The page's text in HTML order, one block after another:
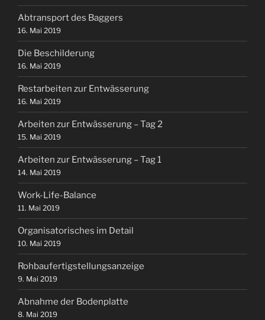
Abtransport des Baggers
16. Mai 2019
Die Beschilderung
16. Mai 2019
Restarbeiten zur Entwässerung
16. Mai 2019
Arbeiten zur Entwässerung – Tag 2
15. Mai 2019
Arbeiten zur Entwässerung – Tag 1
14. Mai 2019
Work-Life-Balance
11. Mai 2019
Organisatorisches im Detail
10. Mai 2019
Rohbaufertigstellungsanzeige
9. Mai 2019
Abnahme der Bodenplatte
8. Mai 2019